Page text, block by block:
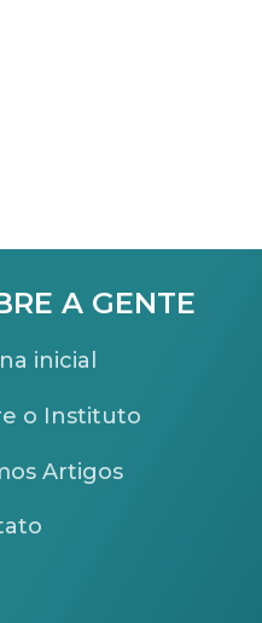
A GENTE
inicial
o Instituto
Artigos